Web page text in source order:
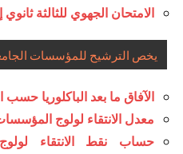
الامتحان الجهوي للثالثة
يخص الترشيح للمؤسسات الجامعية –
الآفاق ما بعد الباكلوريا حسب
معدل الانتقاء لولوج
حساب نقط الانتقاء